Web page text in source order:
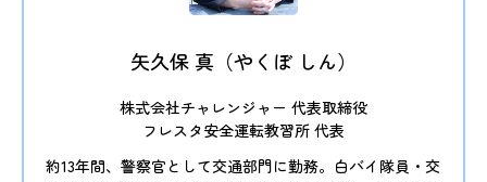
矢久保 真（やくぼ しん）
株式会社チャレンジャー 代表取締役
フレスタ安全運転教習所 代表
約13年間、警察官として交通部門に勤務。白バイ隊員・交